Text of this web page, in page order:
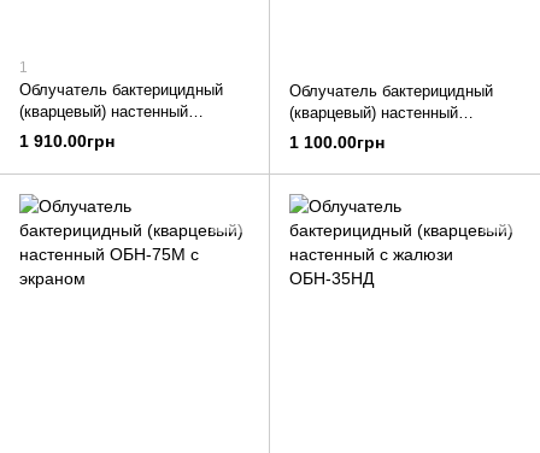
1
Облучатель бактерицидный
(кварцевый) настенный
ОБН-150М 30 Вт
1 910.00грн
Облучатель бактерицидный
(кварцевый) настенный
ОБН-35М с экраном
1 100.00грн